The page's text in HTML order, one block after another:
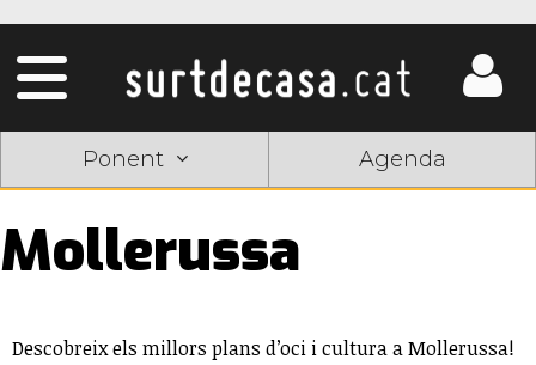
Ponent Agenda
Mollerussa
Descobreix els millors plans d’oci i cultura a Mollerussa!